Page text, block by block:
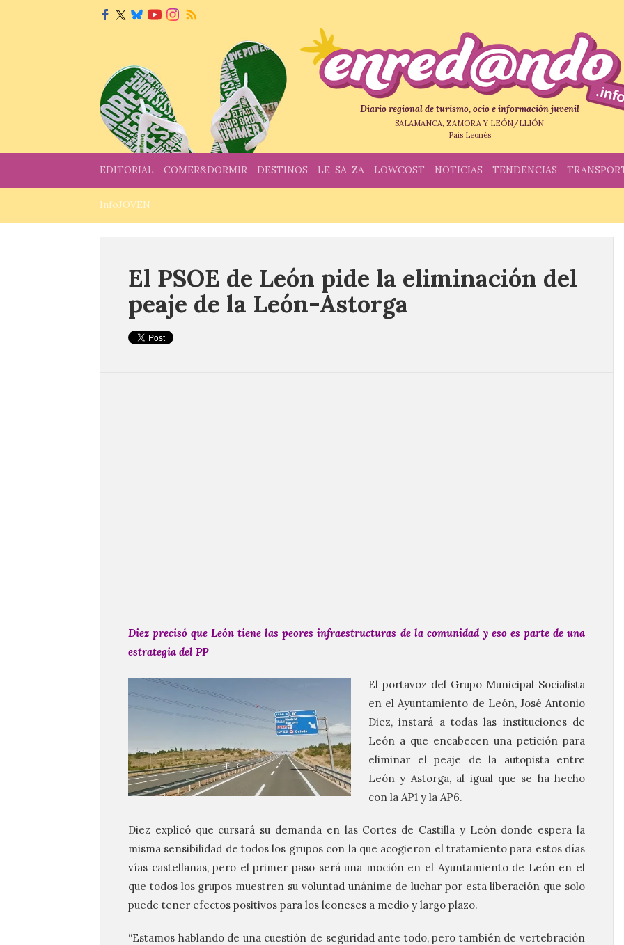
Diario regional de turismo, ocio e información juvenil
SALAMANCA, ZAMORA Y LEÓN/LLIÓN
País Leonés
EDITORIAL COMER&DORMIR DESTINOS LE-SA-ZA LOWCOST NOTICIAS TENDENCIAS
InfoJOVEN
El PSOE de León pide la eliminación del
peaje de la León-Astorga
Diez precisó que León tiene las peores infraestructuras de la comunidad y eso es parte de una
estrategia del PP
El portavoz del Grupo Municipal Socialista
en el Ayuntamiento de León, José Antonio
Diez, instará a todas las instituciones de
León a que encabecen una petición para
eliminar el peaje de la autopista entre
León y Astorga, al igual que se ha hecho
con la AP1 y la AP6.
Diez explicó que cursará su demanda en las Cortes de Castilla y León donde espera la
misma sensibilidad de todos los grupos con la que acogieron el tratamiento para estos días
vías castellanas, pero el primer paso será una moción en el Ayuntamiento de León en el
que todos los grupos muestren su voluntad unánime de luchar por esta liberación que solo
puede tener efectos positivos para los leoneses a medio y largo plazo.
“Estamos hablando de una cuestión de seguridad ante todo, pero también de vertebración